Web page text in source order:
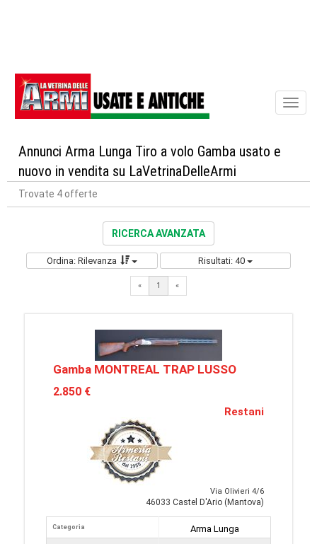
Annunci Arma Lunga Tiro a volo Gamba usato e
nuovo in vendita su LaVetrinaDelleArmi
Trovate 4 offerte
RICERCA AVANZATA
Ordina: Rilevanza Risultati: 40
« 1 «
Gamba MONTREAL TRAP LUSSO
2.850 €
Restani
Via Olivieri 4/6
46033 Castel D'Ario (Mantova)
Categoria
Arma Lunga